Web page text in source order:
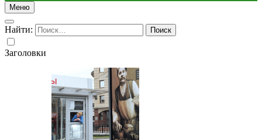
Меню
Найти:
Заголовки